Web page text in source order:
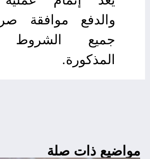
والدفع موافقة
جميع الشروط
المذكورة.
مواضيع ذات صلة